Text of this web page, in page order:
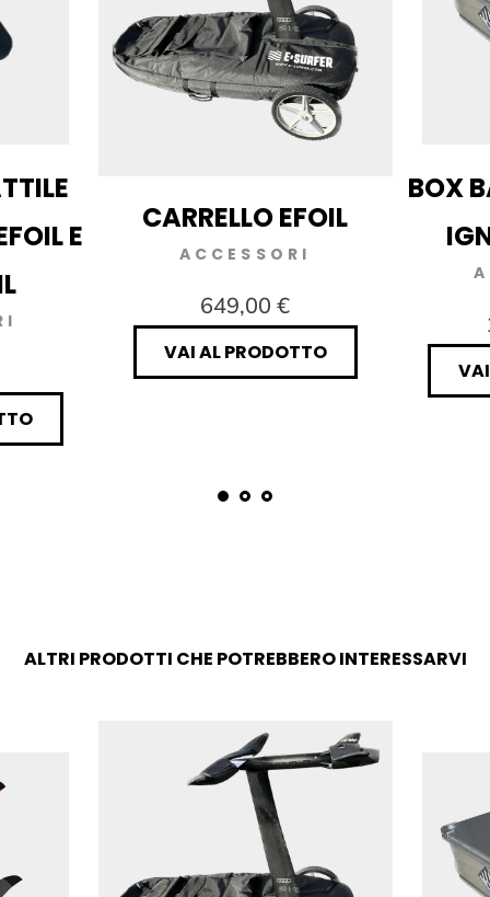
E
CARRELLO EFOIL
ACCESSORI
649,00 €
VAI AL PRODOTTO
BOX
ALTRI PRODOTTI CHE POTREBBERO INTERESSARVI